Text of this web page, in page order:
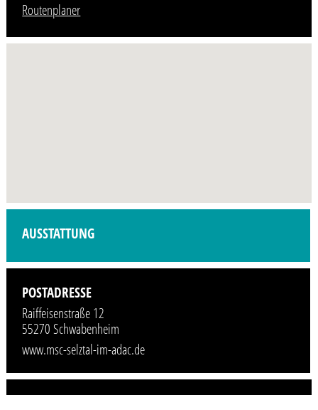
Routenplaner
Profilbild wird demnächst vom Veranstalter hinzugefügt.
AUSSTATTUNG
POSTADRESSE
Raiffeisenstraße 12
55270 Schwabenheim
www.msc-selztal-im-adac.de